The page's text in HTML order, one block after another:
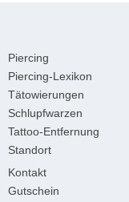
Piercing
Piercing-Lexikon
Tätowierungen
Schlupfwarzen
Tattoo-Entfernung
Standort
Kontakt
Gutschein